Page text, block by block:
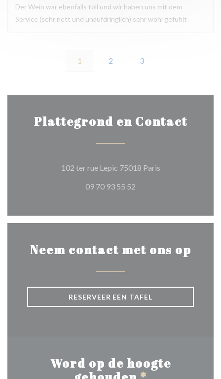
Der Wein war ebenfalls toll und wir haben uns mit dem
Service (sehr nett und unaufdringlich) sehr wohl gefühlt
1 2 3
Plattegrond en Contact
102 ter rue Lepic 75018 Paris((opent in een
09 70 93 55 52
Neem contact met ons op
RESERVEER EEN TAFEL
Word op de hoogte